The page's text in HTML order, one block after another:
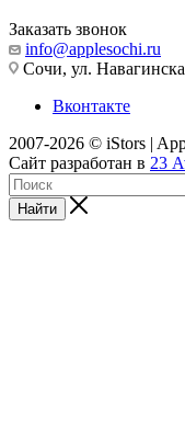
Заказать звонок
info@applesochi.ru
Сочи, ул.
Вконтакте
2007-2026 © iStors |
Сайт разработан в 23
Найти